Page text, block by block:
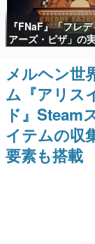
殿
ど。
事を
ゲ
名作
聞き
き
赫
この
の形
『FNaF』「フレ
アーズ・ピザ」の
リカの商業施設「
Dream」に2027
ScottGamesとの
事だけでなくステ
没入型のホラー体
メルヘン世
ム『アリス
ド』Steam
イテムの収
要素も搭載